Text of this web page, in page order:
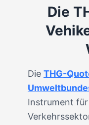
Die
Die THG-
Instrument